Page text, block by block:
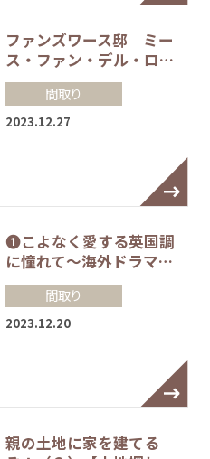
ファンズワース邸 ミー
ス・ファン・デル・ロ…
間取り
2023.12.27
❶こよなく愛する英国調
に憧れて～海外ドラマ…
間取り
2023.12.20
親の土地に家を建てる